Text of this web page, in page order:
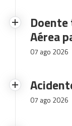
Aérea
07 ago 2026
07 ago 2026